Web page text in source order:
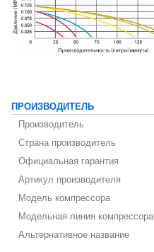
ПРОИЗВОДИТЕЛЬ
Производитель
Страна производитель
Официальная гарантия
Артикул производителя
Модель компрессора
Модельная линия компрессора
Альтернативное название